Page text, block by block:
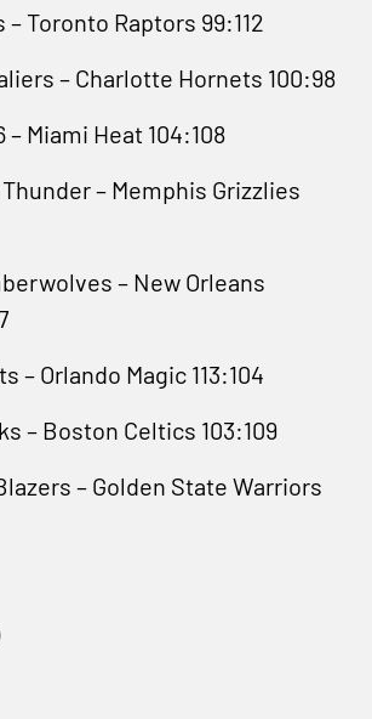
Toronto Raptors 99:112
– Charlotte Hornets 100:98
Miami Heat 104:108
– Memphis Grizzlies
– New Orleans
– Orlando Magic 113:104
– Boston Celtics 103:109
– Golden State Warriors